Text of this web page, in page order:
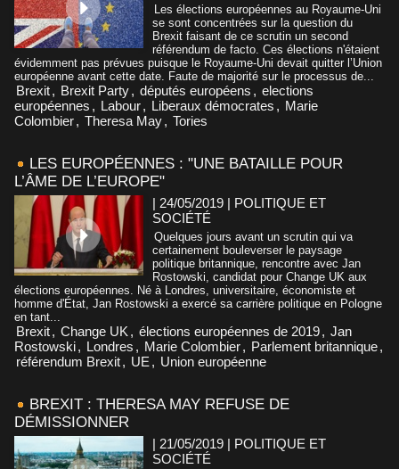
Les élections européennes au Royaume-Uni
se sont concentrées sur la question du
Brexit faisant de ce scrutin un second
référendum de facto. Ces élections n'étaient
évidemment pas prévues puisque le Royaume-Uni devait quitter l’Union
européenne avant cette date. Faute de majorité sur le processus de...
Brexit, Brexit Party, députés européens , elections
européennes , Labour, Liberaux démocrates , Marie
Colombier, Theresa May, Tories
LES EUROPÉENNES : "UNE BATAILLE POUR
L’ÂME DE L’EUROPE"
| 24/05/2019 | POLITIQUE ET
SOCIÉTÉ
Quelques jours avant un scrutin qui va
certainement bouleverser le paysage
politique britannique, rencontre avec Jan
Rostowski, candidat pour Change UK aux
élections européennes. Né à Londres, universitaire, économiste et
homme d'État, Jan Rostowski a exercé sa carrière politique en Pologne
en tant...
Brexit, Change UK , élections européennes de 2019, Jan
Rostowski, Londres , Marie Colombier, Parlement britannique,
référendum Brexit, UE , Union européenne
BREXIT : THERESA MAY REFUSE DE
DÉMISSIONNER
| 21/05/2019 | POLITIQUE ET
SOCIÉTÉ